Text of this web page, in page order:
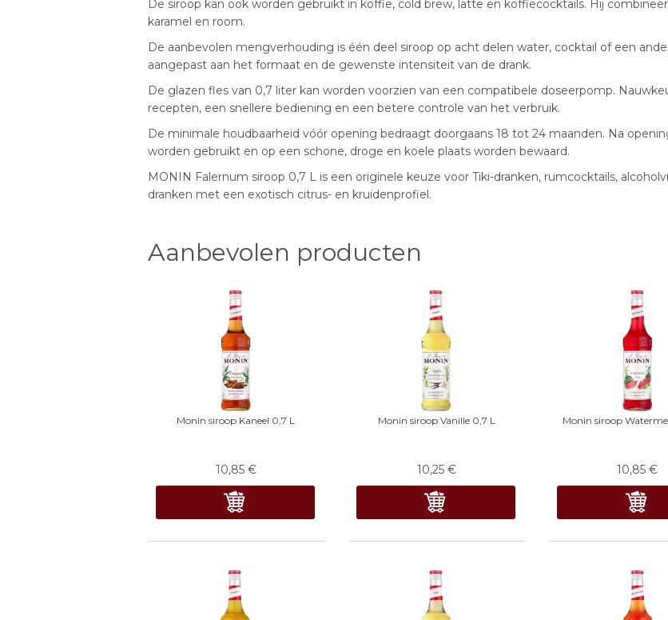
De siroop kan ook worden gebruikt in koffie, cold brew, latte en koffiecocktails. Hij
karamel en room.
De aanbevolen mengverhouding is één deel siroop op acht delen water, cocktail of een
aangepast aan het formaat en de gewenste intensiteit van de drank.
De glazen fles van 0,7 liter kan worden voorzien van een compatibele doseerpomp.
recepten, een snellere bediening en een betere controle van het verbruik.
De minimale houdbaarheid vóór opening bedraagt doorgaans 18 tot 24 maanden. Na
worden gebruikt en op een schone, droge en koele plaats worden bewaard.
MONIN Falernum siroop 0,7 L is een originele keuze voor Tiki-dranken, rumcocktails,
dranken met een exotisch citrus- en kruidenprofiel.
Aanbevolen producten
Monin siroop Kaneel 0,7 L
10,85 €
Monin siroop Vanille 0,7 L
10,25 €
Monin siroop
10,85 €